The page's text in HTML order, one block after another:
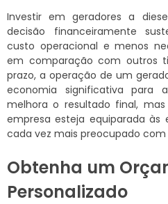
Investir em geradores a
decisão financeiramente
custo operacional e menos
em comparação com outros
prazo, a operação de um
economia significativa para
melhora o resultado final,
empresa esteja equiparada às
cada vez mais preocupado
Obtenha um
Personalizado